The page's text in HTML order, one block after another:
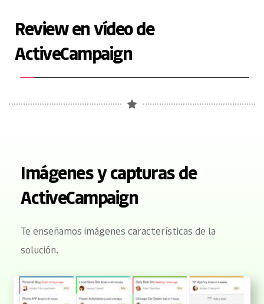
Review en vídeo de
ActiveCampaign
Imágenes y capturas de
ActiveCampaign
Te enseñamos imágenes características de la
solución.